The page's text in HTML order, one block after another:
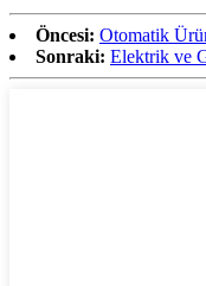
Öncesi: Otomatik
Sonraki: Elektrik ve